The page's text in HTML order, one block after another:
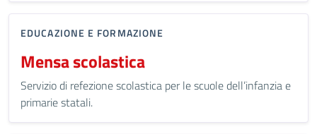
EDUCAZIONE E FORMAZIONE
Mensa scolastica
Servizio di refezione scolastica per le scuole dell’infanzia e
primarie statali.